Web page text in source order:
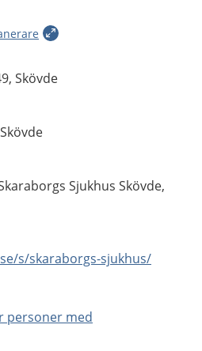
Skövde
Sjukhus Skövde,
s/skaraborgs-sjukhus/
personer med